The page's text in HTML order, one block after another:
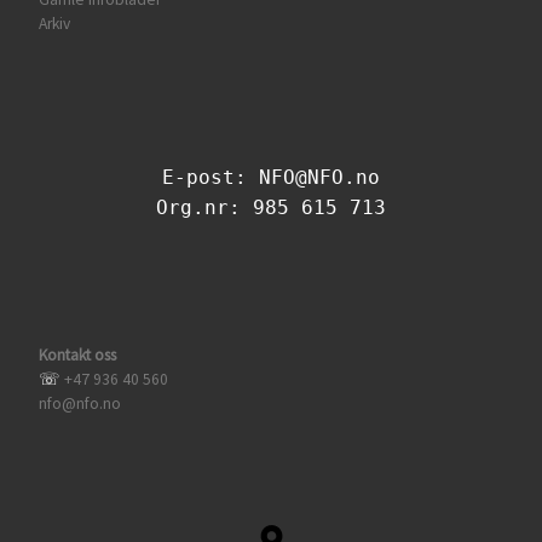
Arkiv
E-post: NFO@NFO.no
Org.nr: 985 615 713
Kontakt oss
☏ +47 936 40 560
nfo@nfo.no